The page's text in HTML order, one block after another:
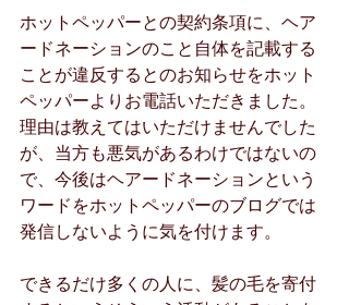
ホットペッパーとの契約条項に、ヘア
ードネーションのこと自体を記載する
ことが違反するとのお知らせをホット
ペッパーよりお電話いただきました。
理由は教えてはいただけませんでした
が、当方も悪気があるわけではないの
で、今後はヘアードネーションという
ワードをホットペッパーのブログでは
発信しないように気を付けます。
できるだけ多くの人に、髪の毛を寄付